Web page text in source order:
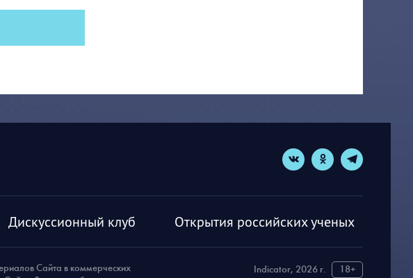
Дискуссионный клуб Открытия российских ученых
Indicator, 2026 г. 18+
Сайта в коммерческих